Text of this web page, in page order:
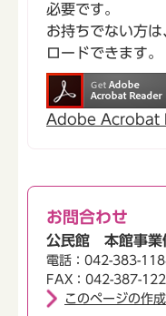
必要です。
お持ちでない方
ロードできます。
Adobe Acrobat
お問合わせ
公民館 本館事業
電話：042-383-
FAX：042-387-
このページの作